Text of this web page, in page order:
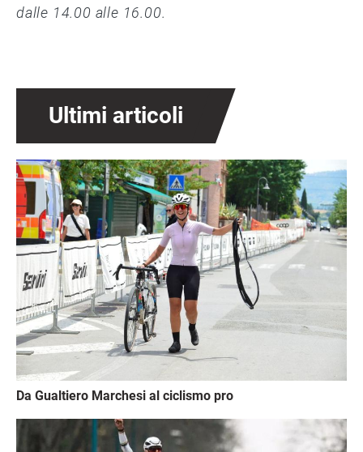
dalle 14.00 alle 16.00.
Ultimi articoli
Immagine
Da Gualtiero Marchesi al ciclismo pro